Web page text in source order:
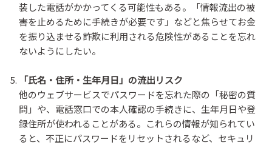
装した電話がかかってくる可能性もある。「情報流出の被
害を止めるために手続きが必要です」などと焦らせてお金
を振り込ませる詐欺に利用される危険性があることを忘れ
ないようにしたい。
「氏名・住所・生年月日」の流出リスク
他のウェブサービスでパスワードを忘れた際の「秘密の質
問」や、電話窓口での本人確認の手続きに、生年月日や登
録住所が使われることがある。これらの情報が知られてい
ると、不正にパスワードをリセットされるなど、セキュリ